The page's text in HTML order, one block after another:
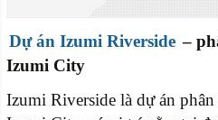
Dự án Izumi Riverside –
Izumi City
Izumi Riverside là dự án